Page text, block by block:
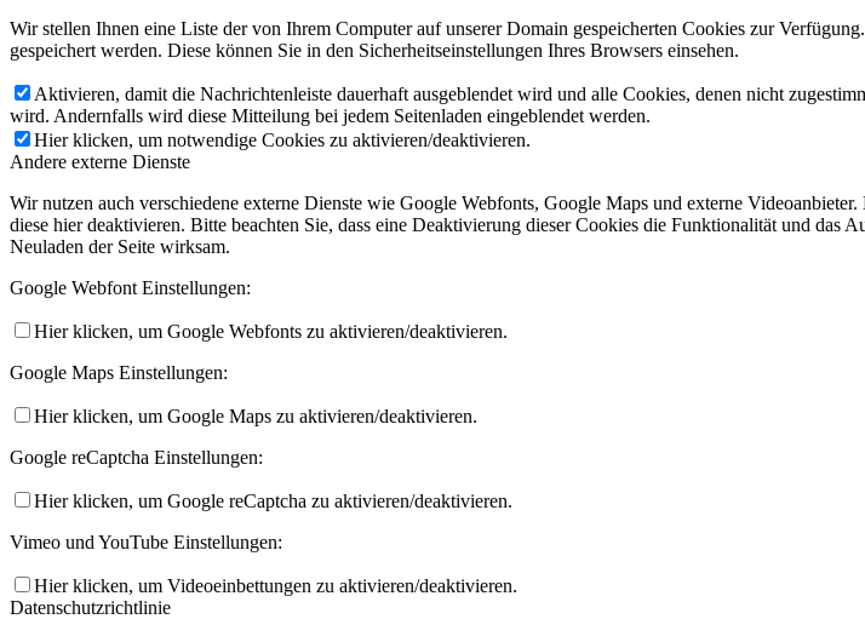
Wir stellen Ihnen eine Liste der von Ihrem Computer auf unserer Domain gespeicherten Cookies zur
gespeichert werden. Diese können Sie in den Sicherheitseinstellungen Ihres Browsers einsehen.
Aktivieren, damit die Nachrichtenleiste dauerhaft ausgeblendet wird und alle Cookies, denen nicht
wird. Andernfalls wird diese Mitteilung bei jedem Seitenladen eingeblendet werden.
Hier klicken, um notwendige Cookies zu aktivieren/deaktivieren.
Andere externe Dienste
Wir nutzen auch verschiedene externe Dienste wie Google Webfonts, Google Maps und externe
diese hier deaktivieren. Bitte beachten Sie, dass eine Deaktivierung dieser Cookies die Funktionalität und das
Neuladen der Seite wirksam.
Google Webfont Einstellungen:
Hier klicken, um Google Webfonts zu aktivieren/deaktivieren.
Google Maps Einstellungen:
Hier klicken, um Google Maps zu aktivieren/deaktivieren.
Google reCaptcha Einstellungen:
Hier klicken, um Google reCaptcha zu aktivieren/deaktivieren.
Vimeo und YouTube Einstellungen:
Hier klicken, um Videoeinbettungen zu aktivieren/deaktivieren.
Datenschutzrichtlinie